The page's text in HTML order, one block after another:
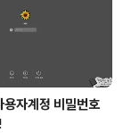
자계정 비밀번호